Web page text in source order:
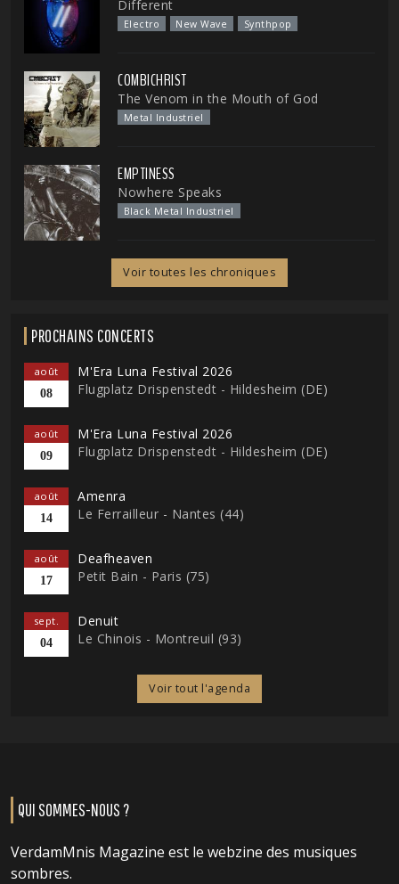
Different
Electro New Wave Synthpop
COMBICHRIST
The Venom in the Mouth of God
Metal Industriel
EMPTINESS
Nowhere Speaks
Black Metal Industriel
Voir toutes les chroniques
PROCHAINS CONCERTS
août
08
M'Era Luna Festival 2026
Flugplatz Drispenstedt - Hildesheim (DE)
août
09
M'Era Luna Festival 2026
Flugplatz Drispenstedt - Hildesheim (DE)
août
14
Amenra
Le Ferrailleur - Nantes (44)
août
17
Deafheaven
Petit Bain - Paris (75)
sept.
04
Denuit
Le Chinois - Montreuil (93)
Voir tout l'agenda
QUI SOMMES-NOUS ?
VerdamMnis Magazine est le webzine des musiques
sombres.